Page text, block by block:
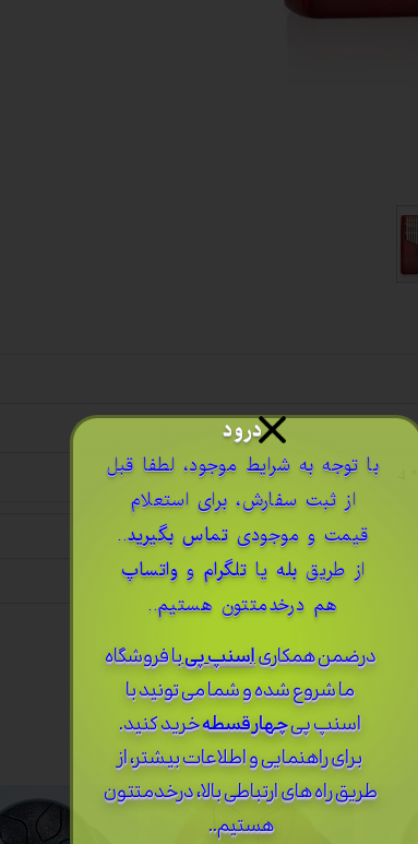
درود
​با توجه به شرایط موجود، لطفا قبل
از ثبت سفارش، برای استعلام
قیمت و موجودیتماس بگیرید..
از طریق بله یا تلگرام وواتساپ
هم درخدمتتون هستیم..
درضمن ​همکاریاسنپ پیبا فروشگاه
ما شروع شده و شما می تونید با
اسنپ پیچهار قسطهخرید کنید.
برای راهنمایی و اطلاعات بیشتر، از
طریق راه های ارتباطی بالا، درخدمتتون
هستیم..